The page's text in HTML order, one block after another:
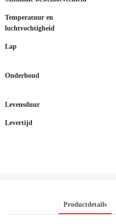
Temperatuur en
luchtvochtigheid
Lap
Onderhoud
Levensduur
Levertijd
Productdetails